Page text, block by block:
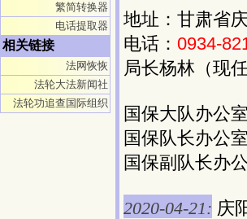
繁简转换器
电话提取器
相关链接
法网恢恢
法轮大法新闻社
法轮功追查国际组织
地址：甘肃省
电话： 0934-
局长杨林（现任
国保大队办公室
国保队长办公室
国保副队长办
2020-04-21: 庆